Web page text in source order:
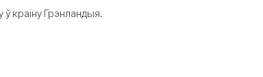
краіну Грэнландыя.